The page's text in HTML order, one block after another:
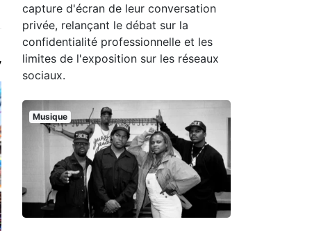
capture d'écran de leur conversation
privée, relançant le débat sur la
confidentialité professionnelle et les
limites de l'exposition sur les réseaux
sociaux.
Musique